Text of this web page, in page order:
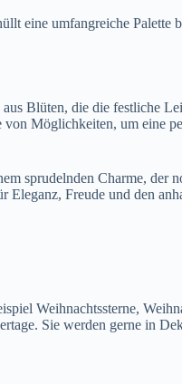
eine umfangreiche Palette
Blüten, die die festliche
Möglichkeiten, um eine
sprudelnden Charme, der
Freude und den
Weihnachtssterne,
Sie werden gerne in